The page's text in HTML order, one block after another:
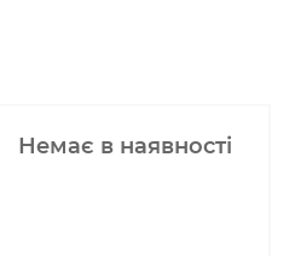
Немає в наявності